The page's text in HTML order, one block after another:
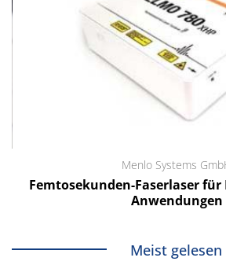
Menlo Systems
Femtosekunden-Faserlaser
Anwendungen
Meist gelesen